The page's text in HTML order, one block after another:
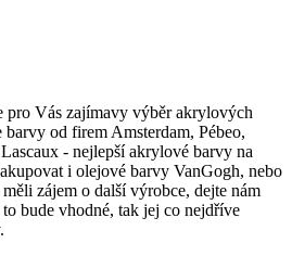
pro Vás zajímavy výběr akrylových
barvy od firem Amsterdam, Pébeo,
- nejlepší akrylové barvy na
i olejové barvy VanGogh, nebo
zájem o další výrobce, dejte nám
bude vhodné, tak jej co nejdříve